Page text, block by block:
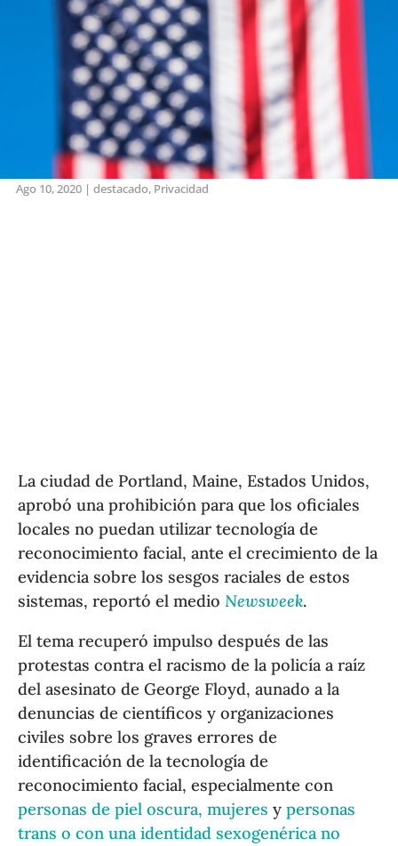
Ago 10, 2020| destacado, Privacidad
La ciudad de Portland, Maine, Estados Unidos,
aprobó una prohibición para que los oficiales
locales no puedan utilizar tecnología de
reconocimiento facial, ante el crecimiento de la
evidencia sobre los sesgos raciales de estos
sistemas, reportó el medioNewsweek.
El tema recuperó impulso después de las
protestas contra el racismo de la policía a raíz
del asesinato de George Floyd, aunado a la
denuncias de científicos y organizaciones
civiles sobre los graves errores de
identificación de la tecnología de
reconocimiento facial, especialmente con
personas de piel oscura, mujeres ypersonas
trans o con una identidad sexogenérica no